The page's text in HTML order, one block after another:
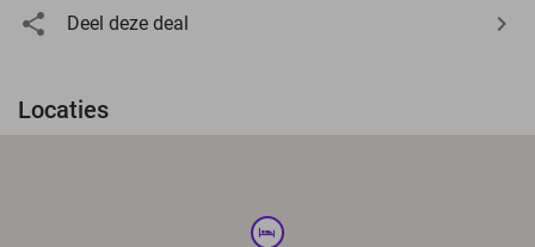
Deel deze deal
Locaties
hotel